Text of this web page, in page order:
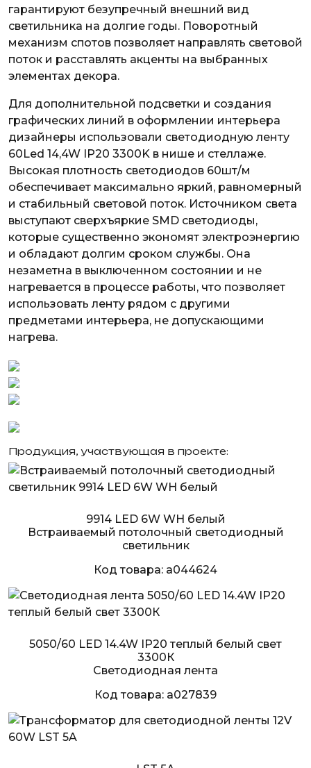
гарантируют безупречный внешний вид
светильника на долгие годы. Поворотный
механизм спотов позволяет направлять световой
поток и расставлять акценты на выбранных
элементах декора.
Для дополнительной подсветки и создания
графических линий в оформлении интерьера
дизайнеры использовали светодиодную ленту
60Led 14,4W IP20 3300K в нише и стеллаже.
Высокая плотность светодиодов 60шт/м
обеспечивает максимально яркий, равномерный
и стабильный световой поток. Источником света
выступают сверхъяркие SMD светодиоды,
которые существенно экономят электроэнергию
и обладают долгим сроком службы. Она
незаметна в выключенном состоянии и не
нагревается в процессе работы, что позволяет
использовать ленту рядом с другими
предметами интерьера, не допускающими
нагрева.
Продукция, участвующая в проекте:
9914 LED 6W WH белый
Встраиваемый потолочный светодиодный
светильник
Код товара: a044624
5050/60 LED 14.4W IP20 теплый белый свет
3300К
Светодиодная лента
Код товара: a027839